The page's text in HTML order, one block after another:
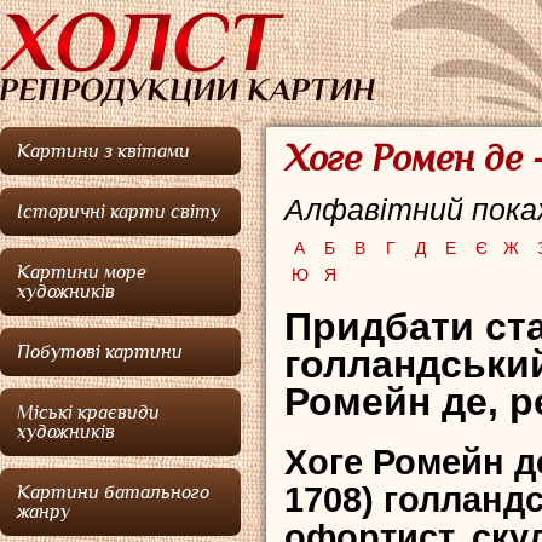
Картини з квітами
Історичні карти світу
Картини море
художників
Побутові картини
Міські краєвиди
художників
Картини батального
жанру
Хоге Ромен де
Алфавітний
А Б В Г Д Е Є Ж
Ю
Я
Придбати
Ромейн де,
Хоге Ромейн
1708)